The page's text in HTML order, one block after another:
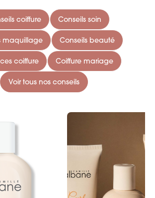
coiffure Conseils soin
maquillage Conseils beauté
coiffure Coiffure mariage
Voir tous nos conseils